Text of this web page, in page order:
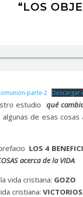
“LOS
parte-2 Descargar
estudio qué
algunas de esas
LOS 4
acerca de la VIDA:
vida cristiana: GOZO
cristiana: